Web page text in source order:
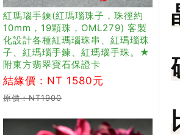
紅瑪瑙手鍊(紅瑪瑙珠子，珠徑約
10mm，19顆珠，OML279) 客製
化設計各種紅瑪瑙珠串、紅瑪瑙珠
子、紅瑪瑙手鍊、紅瑪瑙手珠。★
附東方翡翠寶石保證卡
結緣價：NT 1580元
原價：NT1900